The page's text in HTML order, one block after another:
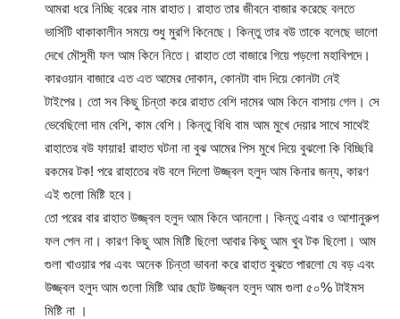
আমরা ধরে নিচ্ছি বরের নাম রাহাত। রাহাত তার জীবনে বাজার করেছে বলতে
ভার্সিটি থাকাকালীন সময়ে শুধু মুরগি কিনেছে। কিন্তু তার বউ তাকে বলেছে ভালো
দেখে মৌসুমী ফল আম কিনে নিতে। রাহাত তো বাজারে গিয়ে পড়লো মহাবিপদে।
কারওয়ান বাজারে এত এত আমের দোকান, কোনটা বাদ দিয়ে কোনটা নেই
টাইপের। তো সব কিছু চিন্তা করে রাহাত বেশি দামের আম কিনে বাসায় গেল। সে
ভেবেছিলো দাম বেশি, কাম বেশি। কিন্তু বিধি বাম আম মুখে দেয়ার সাথে সাথেই
রাহাতের বউ ফায়ার! রাহাত ঘটনা না বুঝ আমের পিস মুখে দিয়ে বুঝলো কি বিচ্ছিরি
রকমের টক! পরে রাহাতের বউ বলে দিলো উজ্জ্বল হলুদ আম কিনার জন্য, কারণ
এই গুলো মিষ্টি হবে।
তো পরের বার রাহাত উজ্জ্বল হলুদ আম কিনে আনলো। কিন্তু এবার ও আশানুরুপ
ফল পেল না। কারণ কিছু আম মিষ্টি ছিলো আবার কিছু আম খুব টক ছিলো। আম
গুলা খাওয়ার পর এবং অনেক চিন্তা ভাবনা করে রাহাত বুঝতে পারলো যে বড় এবং
উজ্জ্বল হলুদ আম গুলো মিষ্টি আর ছোট উজ্জ্বল হলুদ আম গুলা ৫০% টাইমস
মিষ্টি না ।